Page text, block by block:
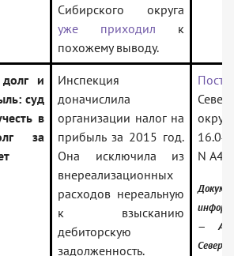
Сибирского округа
уже приходил к
похожему выводу.
и
суд
в
за
Инспекция
доначислила
организации налог на
прибыль за 2015 год.
Она исключила из
внереализационных
расходов нереальную
к взысканию
дебиторскую
задолженность.
N
—
Северо-